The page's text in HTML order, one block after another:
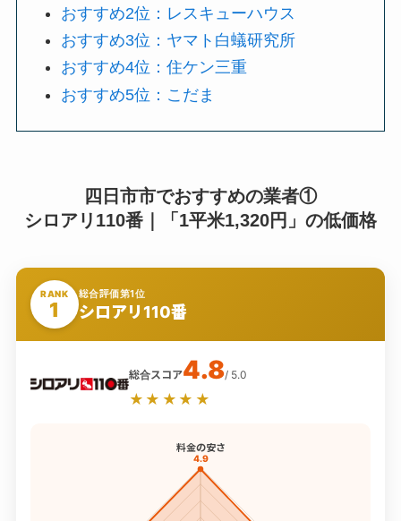
おすすめ2位：レスキューハウス
おすすめ3位：ヤマト白蟻研究所
おすすめ4位：住ケン三重
おすすめ5位：こだま
四日市市でおすすめの業者①
シロアリ110番｜「1平米1,320円」の低価格
RANK
1
総合評価第1位
シロアリ110番
総合スコア4.8/ 5.0
★★★★★
料金の安さ
4.9